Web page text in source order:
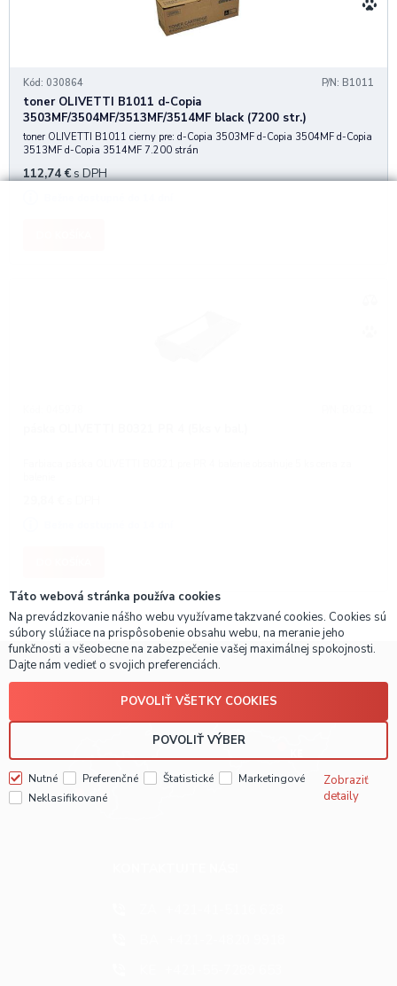
Kód: 030864 P/N: B1011
toner OLIVETTI B1011 d-Copia
3503MF/3504MF/3513MF/3514MF black (7200 str.)
toner OLIVETTI B1011 cierny pre: d-Copia 3503MF d-Copia 3504MF d-Copia
3513MF d-Copia 3514MF 7.200 strán
112,74€s DPH
Táto webová stránka používa cookies
Na prevádzkovanie nášho webu využívame takzvané cookies. Cookies sú
súbory slúžiace na prispôsobenie obsahu webu, na meranie jeho
funkčnosti a všeobecne na zabezpečenie vašej maximálnej spokojnosti.
Dajte nám vedieť o svojich preferenciách.
POVOLIŤ VÝBER
POVOLIŤ VŠETKY COOKIES
Nutné Preferenčné Štatistické
Marketingové
Neklasifikované
Zobraziť
detaily